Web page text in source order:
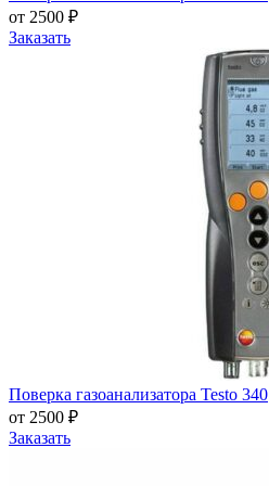
от 2500 ₽
Заказать
Поверка газоанализатора Testo 340
от 2500 ₽
Заказать